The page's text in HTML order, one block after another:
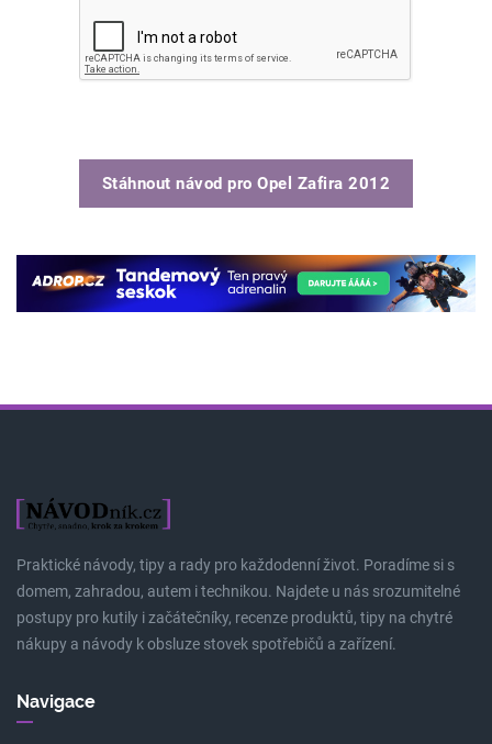
Stáhnout návod proOpel Zafira 2012
Praktické návody, tipy a rady pro každodenní život. Poradíme si s
domem, zahradou, autem i technikou. Najdete u nás srozumitelné
postupy pro kutily i začátečníky, recenze produktů, tipy na chytré
nákupy a návody k obsluze stovek spotřebičů a zařízení.
Navigace